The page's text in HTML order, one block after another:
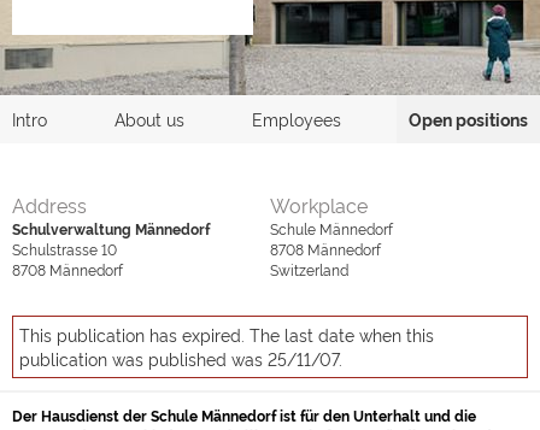
Intro About us Employees Open positions
Address
Schulverwaltung Männedorf
Schulstrasse 10
8708 Männedorf
Workplace
Schule Männedorf
8708 Männedorf
Switzerland
This publication has expired. The last date when this
publication was published was 25/11/07.
Der Hausdienst der Schule Männedorf ist für den Unterhalt und die